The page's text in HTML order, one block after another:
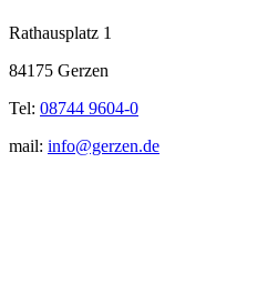
Rathausplatz 1
84175 Gerzen
Tel: 08744 9604-0
mail: info@gerzen.de